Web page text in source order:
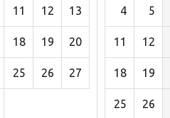
11 12 13
18 19 20
25 26 27
4 5
11 12
18 19
25 26